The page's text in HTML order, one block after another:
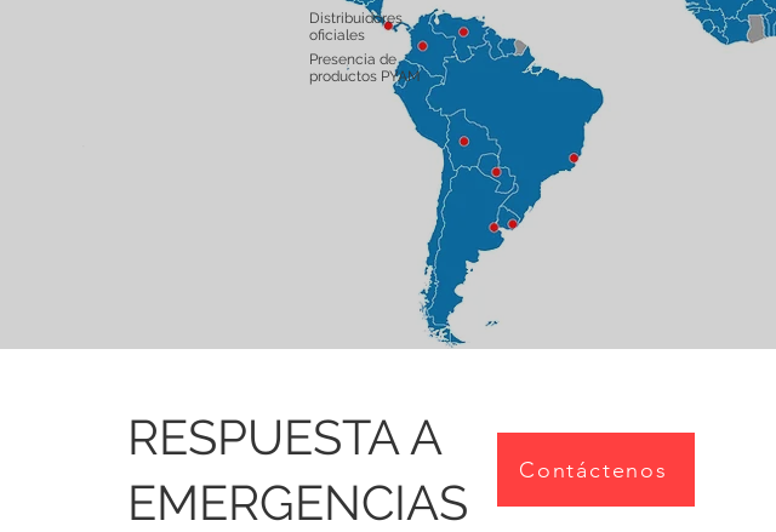
Distribuidores
oficiales
Presencia de
productos PYAM
RESPUESTA A
EMERGENCIAS
Contáctenos